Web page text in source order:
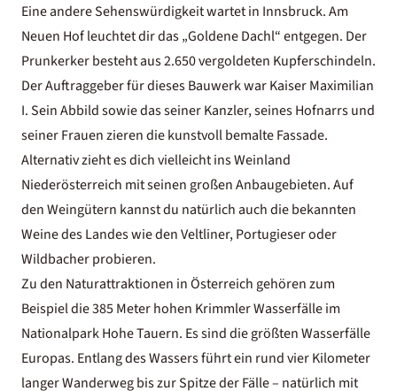
Eine andere Sehenswürdigkeit wartet in Innsbruck. Am
Neuen Hof leuchtet dir das „Goldene Dachl“ entgegen. Der
Prunkerker besteht aus 2.650 vergoldeten Kupferschindeln.
Der Auftraggeber für dieses Bauwerk war Kaiser Maximilian
I. Sein Abbild sowie das seiner Kanzler, seines Hofnarrs und
seiner Frauen zieren die kunstvoll bemalte Fassade.
Alternativ zieht es dich vielleicht ins Weinland
Niederösterreich mit seinen großen Anbaugebieten. Auf
den Weingütern kannst du natürlich auch die bekannten
Weine des Landes wie den Veltliner, Portugieser oder
Wildbacher probieren.
Zu den Naturattraktionen in Österreich gehören zum
Beispiel die 385 Meter hohen Krimmler Wasserfälle im
Nationalpark Hohe Tauern. Es sind die größten Wasserfälle
Europas. Entlang des Wassers führt ein rund vier Kilometer
langer Wanderweg bis zur Spitze der Fälle – natürlich mit